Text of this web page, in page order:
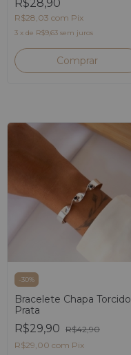
R$28,90
R$28,03 com Pix
3 x de R$9,63 sem juros
-30%
Bracelete Chapa Torcido
Prata
R$29,90 R$42,90
R$29,00 com Pix